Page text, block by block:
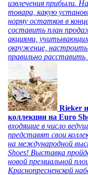
извлечения прибыли.
товара, какую
норму остатков в
составить план
акциями,
окружение,
правильно
Rieker
коллекции на Euro
входящие в число
представят свои
на международной
Shoes! Выставка
новой премиальной
Краснопресненской